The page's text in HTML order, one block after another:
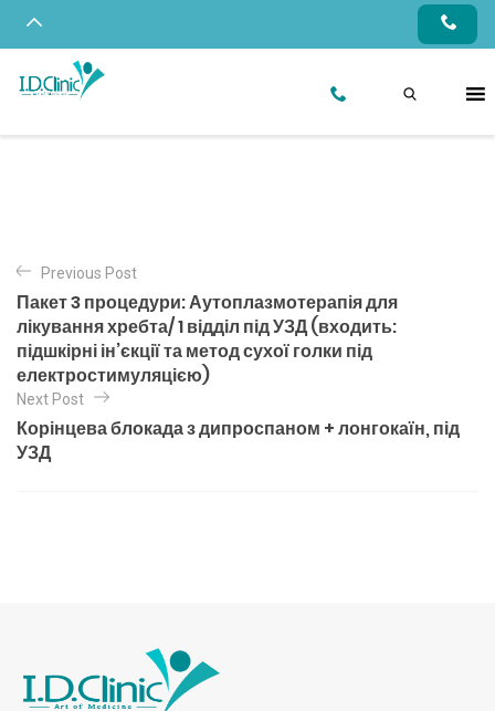
Previous Post
Пакет 3 процедури: Аутоплазмотерапія для
лікування хребта/ 1 відділ під УЗД (входить:
підшкірні ін’єкції та метод сухої голки під
електростимуляцією)
Next Post
Корінцева блокада з дипроспаном + лонгокаїн, під
УЗД